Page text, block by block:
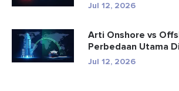
Jul 12, 2026
Arti Onshore vs
Perbedaan Utama
Jul 12, 2026